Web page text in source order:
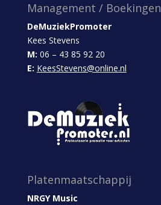
Management / Boekingen
DeMuziekPromoter
Kees Stevens
M: 06 – 43 85 92 20
E: KeesStevens@online.nl
Platenmaatschappij
NRGY Music